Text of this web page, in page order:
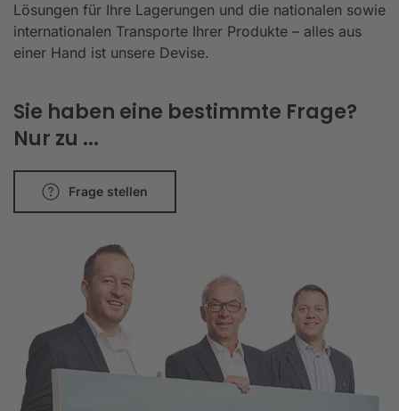
Lösungen für Ihre Lagerungen und die nationalen sowie
internationalen Transporte Ihrer Produkte – alles aus
einer Hand ist unsere Devise.
Sie haben eine bestimmte Frage?
Nur zu ...
Frage stellen